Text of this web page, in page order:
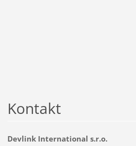
Kontakt
Devlink International s.r.o.